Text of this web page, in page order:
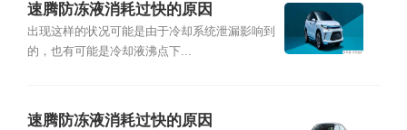
速腾防冻液消耗过快的原因
出现这样的状况可能是由于冷却系统泄漏影响到
的，也有可能是冷却液沸点下...
速腾防冻液消耗过快的原因